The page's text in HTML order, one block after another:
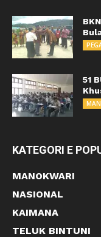
51
KATEGORI E
MANOKWARI
NASIONAL
KAIMANA
TELUK BINTUNI